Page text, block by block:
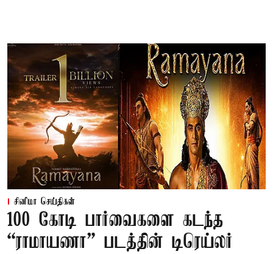
சினிமா செய்திகள்
100 கோடி பார்வைகளை கடந்த
“ராமாயணா” படத்தின் டிரெய்லர்